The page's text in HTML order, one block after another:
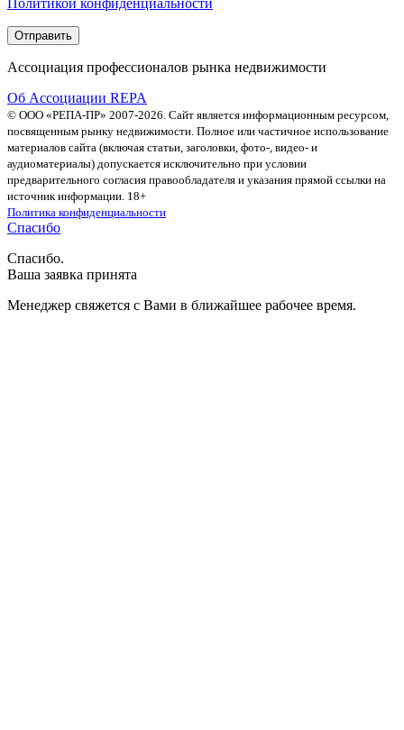
Ассоциация профессионалов рынка недвижимости
Об Ассоциации REPA
© ООО «РЕПА-ПР» 2007-2026. Сайт является информационным ресурсом,
посвященным рынку недвижимости. Полное или частичное использование
материалов сайта (включая статьи, заголовки, фото-, видео- и
аудиоматериалы) допускается исключительно при условии
предварительного согласия правообладателя и указания прямой ссылки на
источник информации. 18+
Политика конфиденциальности
Спасибо
Спасибо.
Ваша заявка принята
Менеджер свяжется с Вами в ближайшее рабочее время.